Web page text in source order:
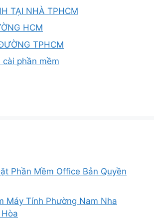
TẠI NHÀ TPHCM
HCM
TPHCM
phần mềm
Phần Mềm Office Bản Quyền
Máy Tính Phường Nam Nha